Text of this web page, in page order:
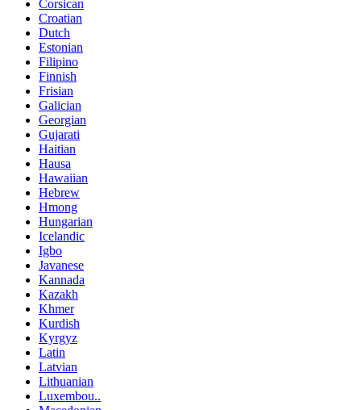
Corsican
Croatian
Dutch
Estonian
Filipino
Finnish
Frisian
Galician
Georgian
Gujarati
Haitian
Hausa
Hawaiian
Hebrew
Hmong
Hungarian
Icelandic
Igbo
Javanese
Kannada
Kazakh
Khmer
Kurdish
Kyrgyz
Latin
Latvian
Lithuanian
Luxembou..